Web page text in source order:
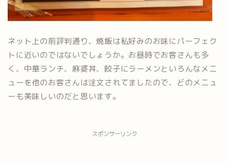
ネット上の前評判通り、焼飯は私好みのお味にパーフェク
トに近いのではないでしょうか。お昼時でお客さんも多
く、中華ランチ、麻婆丼、餃子にラーメンといろんなメニ
ューを他のお客さんは注文されてましたので、どのメニュ
ーも美味しいのだと思います。
スポンサーリンク